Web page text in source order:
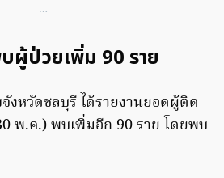
…
ผู้ป่วยเพิ่ม 90 ราย
งหวัดชลบุรี ได้รายงานยอดผู้ติด
พ.ค.) พบเพิ่มอีก 90 ราย โดยพบ